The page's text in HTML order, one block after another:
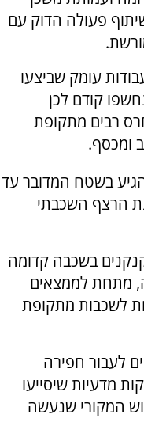
פעולה הדוק עם
עומק שביצעו
קודם לכן
חרס רבים מתקופת
ומכסף.
בשטח המדובר עד
הרצף השכבתי
בשכבה קדומה
מתחת לממצאים
לשכבות מתקופת
לעבור חפירה
מדעיות שיסייעו
המקורי שנעשה